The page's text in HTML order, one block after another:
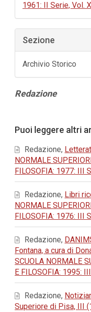
1961: II Serie, Vol.
Sezione
Archivio Storico
Contenuto
Redazione
dell'articolo
Puoi leggere altri
Redazione,
NORMALE
FILOSOFIA: 1977: III
Redazione, Libri
NORMALE
FILOSOFIA: 1976: III
Redazione,
Fontana, a cura di
SCUOLA NORMALE
E FILOSOFIA: 1995:
Redazione,
Superiore di Pisa, III